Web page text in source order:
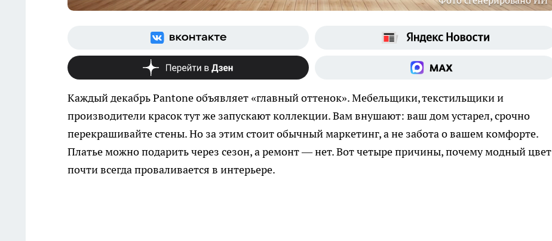
Каждый декабрь Pantone объявляет «главный оттенок». Мебельщики, текстильщики и
производители красок тут же запускают коллекции. Вам внушают: ваш дом устарел, срочно
перекрашивайте стены. Но за этим стоит обычный маркетинг, а не забота о вашем комфорте.
Платье можно подарить через сезон, а ремонт — нет. Вот четыре причины, почему модный цвет
почти всегда проваливается в интерьере.